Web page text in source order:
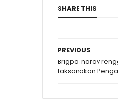
SHARE THIS
PREVIOUS
Brigpol haroy
Laksanakan